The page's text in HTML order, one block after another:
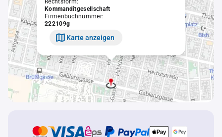
Rechtsform:
Kommanditgesellschaft
Firmenbuchnummer:
222109g
Karte anzeigen